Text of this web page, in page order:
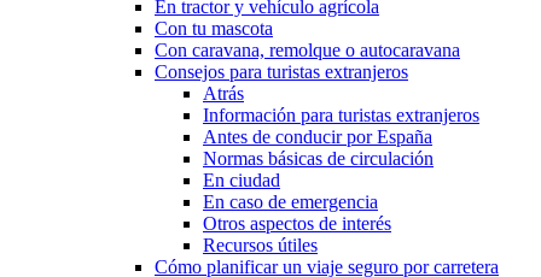
En tractor y vehículo agrícola
Con tu mascota
Con caravana, remolque o autocaravana
Consejos para turistas extranjeros
Atrás
Información para turistas extranjeros
Antes de conducir por España
Normas básicas de circulación
En ciudad
En caso de emergencia
Otros aspectos de interés
Recursos útiles
Cómo planificar un viaje seguro por carretera